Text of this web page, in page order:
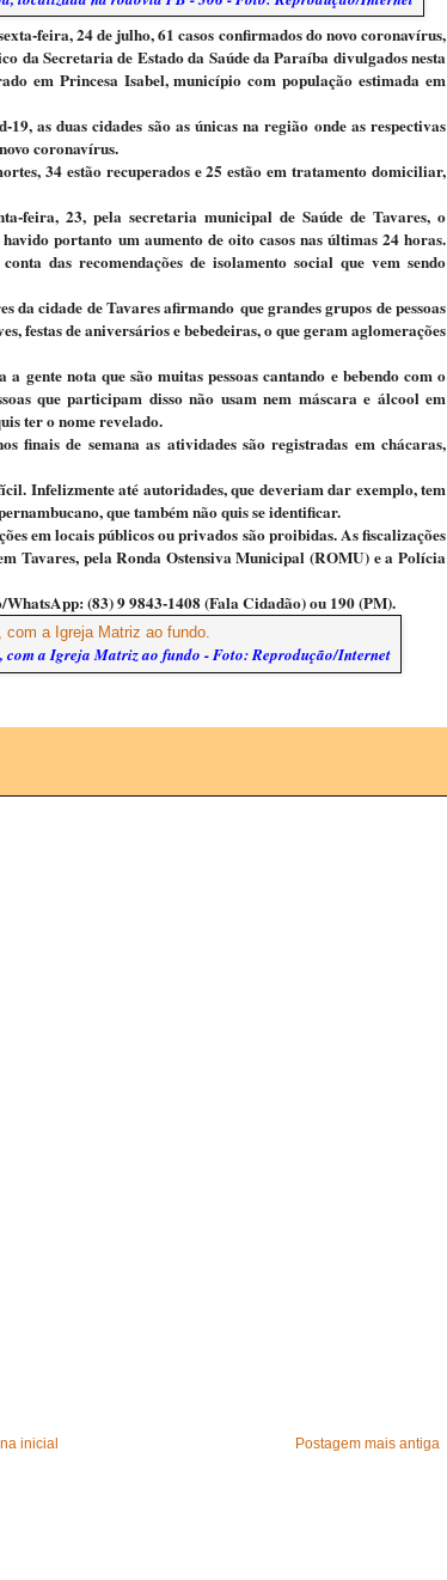
feira, 24 de julho, 61 casos confirmados do novo coronavírus,
da Secretaria de Estado da Saúde da Paraíba divulgados nesta
em Princesa Isabel, município com população estimada em
as duas cidades são as únicas na região onde as respectivas
coronavírus.
34 estão recuperados e 25 estão em tratamento domiciliar,
feira, 23,pela secretaria municipal de Saúde de Tavares, o
portanto um aumento de oito casos nas últimas 24 horas.
das recomendações de isolamento social que vem sendo
da cidade de Tavares afirmando que grandes grupos de pessoas
festas de aniversários e bebedeiras, o que geram aglomerações
gente nota que são muitas pessoas cantando e bebendo com o
que participam disso não usam nem máscara e álcool em
ter o nome revelado.
finais de semana as atividades são registradas em chácaras,
Infelizmente até autoridades, que deveriam dar exemplo, tem
que também não quis se identificar.
em locais públicos ou privados são proibidas. As fiscalizações
Tavares, pela Ronda Ostensiva Municipal (ROMU) e a Polícia
(83) 9 9843-1408 (Fala Cidadão) ou 190 (PM).
com a Igreja Matriz ao fundo - Foto: Reprodução/Internet.
Postagem mais antiga
inicial